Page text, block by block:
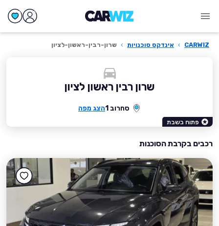
CARWIZ
› אינדקס סוכנויות › שרון-רבין-ראשון-לציון
שרון רבין ראשון לציון
סחרוב 1 הצג מפה
פתוח בשבת
רכבים בקרבת הסוכנות